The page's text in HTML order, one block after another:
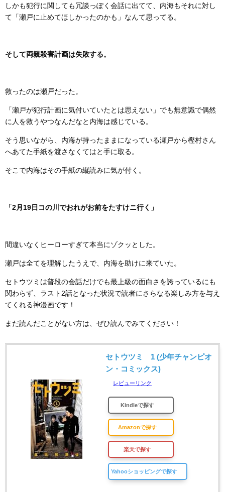
しかも犯行に関しても冗談っぽく会話に出てて、内海もそれに対し
て「瀬戸に止めてほしかったのかも」なんて思ってる。
そして両親殺害計画は失敗する。
救ったのは瀬戸だった。
「瀬戸が犯行計画に気付いていたとは思えない」でも無意識で偶然
に人を救うやつなんだなと内海は感じている。
そう思いながら、内海が持ったままになっている瀬戸から樫村さん
へあてた手紙を渡さなくてはと手に取る。
そこで内海はその手紙の縦読みに気が付く。
「2月19日コの川でおれがお前をたすけニ行く」
間違いなくヒーローすぎて本当にゾクッとした。
瀬戸は全てを理解したうえで、内海を助けに来ていた。
セトウツミは普段の会話だけでも最上級の面白さを誇っているにも
関わらず、ラスト2話となった状況で読者にさらなる楽しみ方を与え
てくれる神漫画です！
まだ読んだことがない方は、ぜひ読んでみてください！
セトウツミ 1 (少年チャンピオ
ン・コミックス)
レビューリンク
Kindleで探す
Amazonで探す
楽天で探す
Yahooショッピングで探す